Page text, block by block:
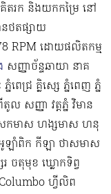
តរក និងយកកម្រៃ នៅ
នថតផ្សាយ
RPM​ ដោយផលិតកម្ម
សញ្ញាច័ន្ទឆាយា នាគ
េជ្រ គ្លិស្សេ ភ្នំពេញ ភ្នំ
សញ្ញា វត្តភ្នំ វិមាន
េកមាស ហង្សមាស ហនុ
អូឡាំពិក កីឡា ថាសមាស
រ ចតុមុខ ឃ្លោកទិព្វ
Columbo ហ្វីលិព